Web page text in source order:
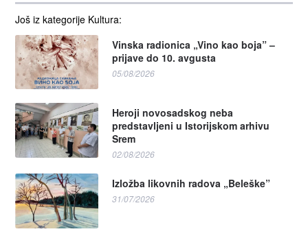
Još iz kategorije Kultura:
Vinska radionica „Vino kao boja” –
prijave do 10. avgusta
05/08/2026
Heroji novosadskog neba
predstavljeni u Istorijskom arhivu
Srem
02/08/2026
Izložba likovnih radova „Beleške”
31/07/2026